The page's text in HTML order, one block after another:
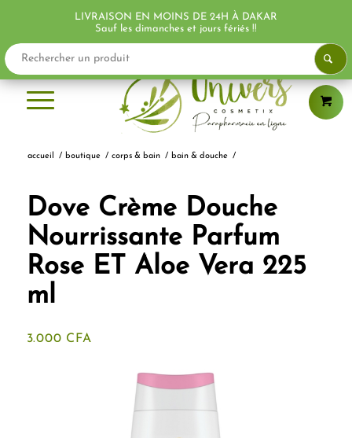
accueil / boutique / corps & bain / bain & douche /
Dove Crème Douche
Nourrissante Parfum
Rose ET Aloe Vera 225
ml
3.000 CFA
LIVRAISON EN MOINS DE 24H À DAKAR
Sauf les dimanches et jours fériés !!